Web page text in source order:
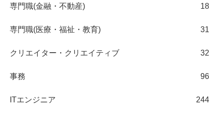
専門職(金融・不動産) 18
専門職(医療・福祉・教育) 31
クリエイター・クリエイティブ 32
事務 96
ITエンジニア 244